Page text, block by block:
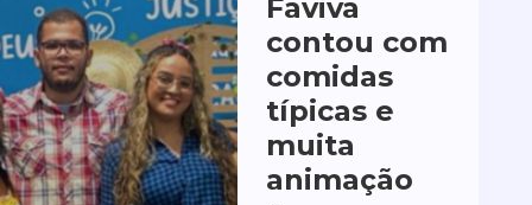
Faviva
contou com
comidas
típicas e
muita
animação